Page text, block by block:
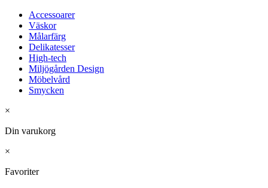
Accessoarer
Väskor
Målarfärg
Delikatesser
High-tech
Miljögården Design
Möbelvård
Smycken
×
Din varukorg
×
Favoriter